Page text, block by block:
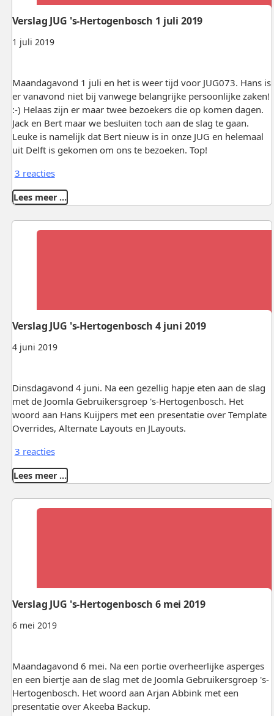
1 juli 2019
Verslag JUG 's-Hertogenbosch 1 juli 2019
Maandagavond 1 juli en het is weer tijd voor JUG073. Hans is
er vanavond niet bij vanwege belangrijke persoonlijke zaken!
:-) Helaas zijn er maar twee bezoekers die op komen dagen.
Jack en Bert maar we besluiten toch aan de slag te gaan.
Leuke is namelijk dat Bert nieuw is in onze JUG en helemaal
uit Delft is gekomen om ons te bezoeken. Top!
3 reacties
Lees meer …
4 juni 2019
Verslag JUG 's-Hertogenbosch 4 juni 2019
Dinsdagavond 4 juni. Na een gezellig hapje eten aan de slag
met de Joomla Gebruikersgroep 's-Hertogenbosch. Het
woord aan Hans Kuijpers met een presentatie over Template
Overrides, Alternate Layouts en JLayouts.
3 reacties
Lees meer …
6 mei 2019
Verslag JUG 's-Hertogenbosch 6 mei 2019
Maandagavond 6 mei. Na een portie overheerlijke asperges
en een biertje aan de slag met de Joomla Gebruikersgroep 's-
Hertogenbosch. Het woord aan Arjan Abbink met een
presentatie over Akeeba Backup.